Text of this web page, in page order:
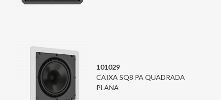
101029
CAIXA SQ8 PA QUADRADA
PLANA